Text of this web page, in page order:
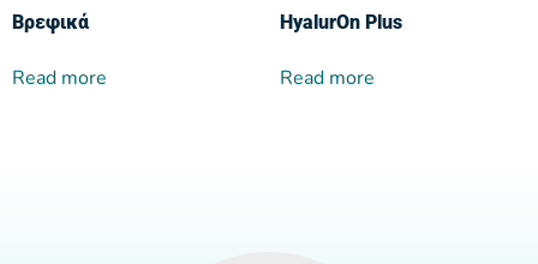
Βρεφικά
Read more
HyalurOn Plus
Read more